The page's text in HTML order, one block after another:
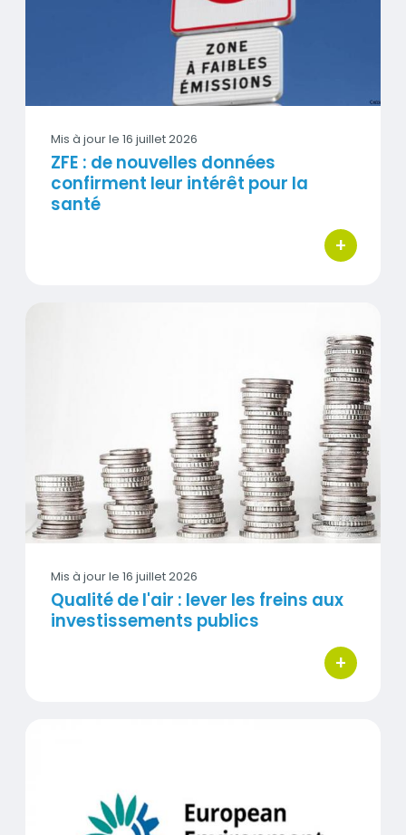
Mis à jour le 16 juillet 2026
ZFE : de nouvelles données
confirment leur intérêt pour la
santé
+
bouton
Mis à jour le 16 juillet 2026
Qualité de l'air : lever les freins aux
investissements publics
+
bouton